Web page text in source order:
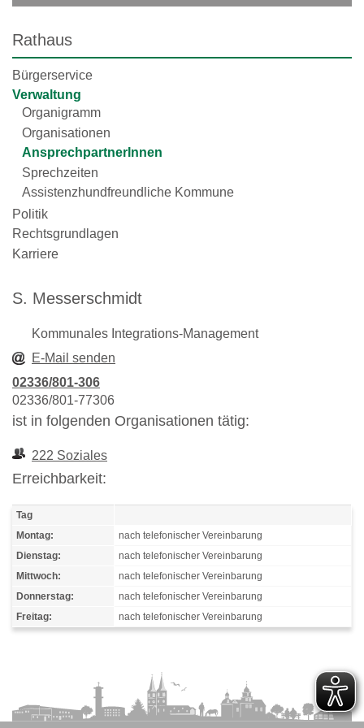
Rathaus
Bürgerservice
Verwaltung
Organigramm
Organisationen
AnsprechpartnerInnen
Sprechzeiten
Assistenzhundfreundliche Kommune
Politik
Rechtsgrundlagen
Karriere
S. Messerschmidt
Kommunales Integrations-Management
E-Mail senden
02336/801-306
02336/801-77306
ist in folgenden Organisationen tätig:
222 Soziales
Erreichbarkeit:
Tag
Montag: nach telefonischer Vereinbarung
Dienstag: nach telefonischer Vereinbarung
Mittwoch: nach telefonischer Vereinbarung
Donnerstag: nach telefonischer Vereinbarung
Freitag: nach telefonischer Vereinbarung